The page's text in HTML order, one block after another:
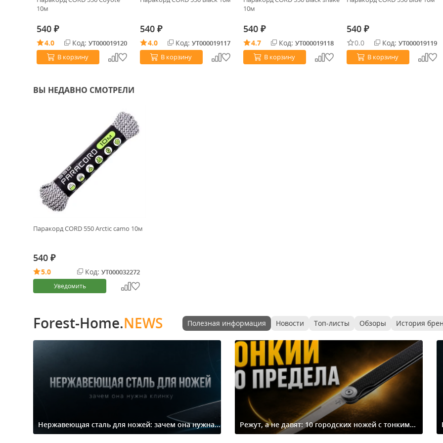
10м
540 ₽
4.0 Код: УТ000019120
В корзину
540 ₽
4.0 Код: УТ000019117
В корзину
10м
540 ₽
4.7 Код: УТ000019118
В корзину
540 ₽
0.0 Код: УТ000019119
В корзину
ВЫ НЕДАВНО СМОТРЕЛИ
Паракорд CORD 550 Arctic camo 10м
540 ₽
5.0 Код: УТ000032272
Уведомить
Forest-Home.NEWS Полезная информация Новости Топ-листы Обзоры История
Нержавеющая сталь для ножей: зачем она нужна... Режут, а не давят: 10 городских ножей с тонким...